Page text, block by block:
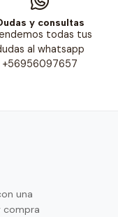
y consultas
todas tus
al whatsapp
+56956097657
una
compra